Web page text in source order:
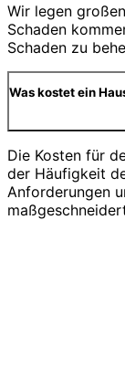
Wir legen
Schaden
Schaden zu
Was kostet ein
Die Kosten für
der Häufigkeit
Anforderungen